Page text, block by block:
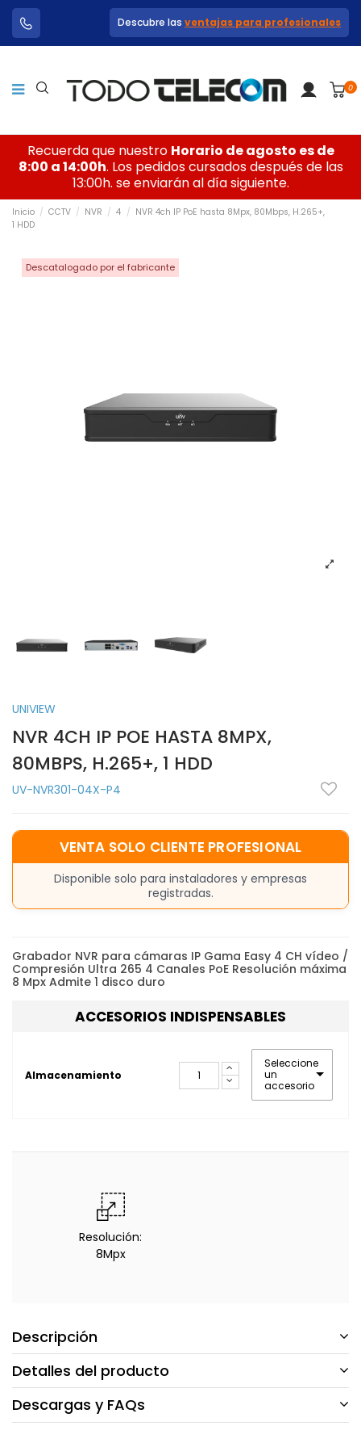
Descubre las ventajas para profesionales
0
Recuerda que nuestro Horario de agosto es de
8:00 a 14:00h. Los pedidos cursados después de las
13:00h. se enviarán al día siguiente.
Inicio CCTV NVR 4
NVR 4ch IP PoE hasta 8Mpx, 80Mbps, H.265+,
1 HDD
Descatalogado por el fabricante
UNIVIEW
NVR 4CH IP POE HASTA 8MPX,
80MBPS, H.265+, 1 HDD
UV-NVR301-04X-P4
VENTA SOLO CLIENTE PROFESIONAL
Disponible solo para instaladores y empresas
registradas.
Grabador NVR para cámaras IP Gama Easy 4 CH vídeo /
Compresión Ultra 265 4 Canales PoE Resolución máxima
8 Mpx Admite 1 disco duro
ACCESORIOS INDISPENSABLES
Almacenamiento
Seleccione
un
accesorio
Resolución:
8Mpx
Descripción
Detalles del producto
Descargas y FAQs